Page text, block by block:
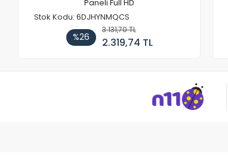
Paneli Full HD
Stok Kodu: 6DJHYNMQCS
%26
3.131,70 TL
2.319,74 TL